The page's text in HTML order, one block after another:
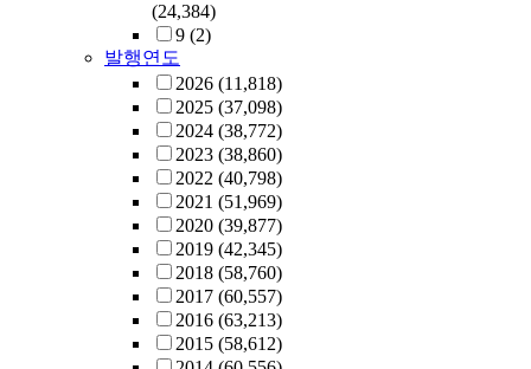
(24,384)
9 (2)
발행연도
2026 (11,818)
2025 (37,098)
2024 (38,772)
2023 (38,860)
2022 (40,798)
2021 (51,969)
2020 (39,877)
2019 (42,345)
2018 (58,760)
2017 (60,557)
2016 (63,213)
2015 (58,612)